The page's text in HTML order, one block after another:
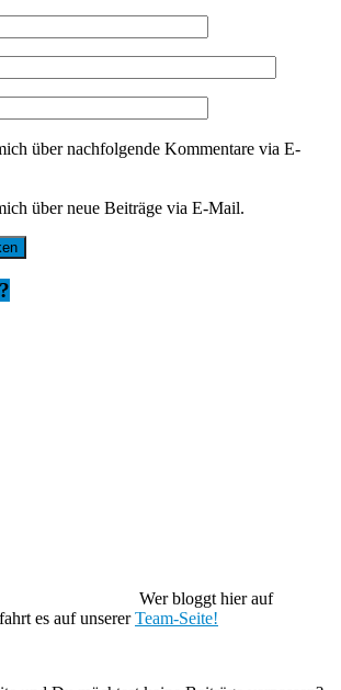
über nachfolgende Kommentare via E-
über neue Beiträge via E-Mail.
Wer bloggt hier auf
es auf unsererTeam-Seite!